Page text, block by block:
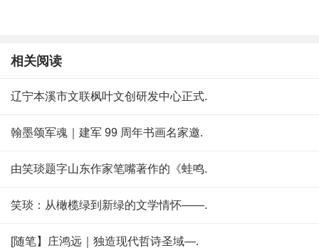
相关阅读
辽宁本溪市文联枫叶文创研发中心正式.
翰墨颂军魂｜建军 99 周年书画名家邀.
由笑琰题字山东作家笔嘴著作的《蛙鸣.
笑琰：从橄榄绿到新绿的文学情怀——.
[随笔】庄鸿远｜独造现代哲诗圣域—.